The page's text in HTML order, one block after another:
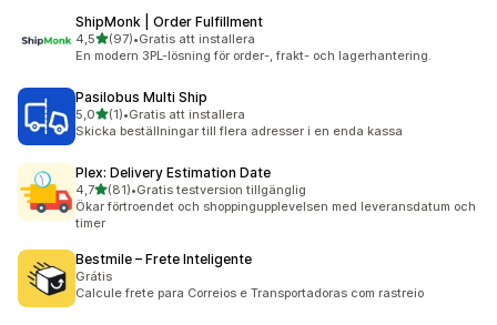
ShipMonk | Order Fulfillment
4,5av 5 stjärnor
(97)
97 recensioner totalt
•Gratis att installera
En modern 3PL-lösning för order-, frakt- och lagerhantering.
Pasilobus Multi Ship
5,0av 5 stjärnor
(1)
1 recensioner totalt
•Gratis att installera
Skicka beställningar till flera adresser i en enda kassa
Plex: Delivery Estimation Date
4,7av 5 stjärnor
(81)
81 recensioner totalt
•Gratis testversion tillgänglig
Ökar förtroendet och shoppingupplevelsen med leveransdatum och
timer
Bestmile – Frete Inteligente
Grátis
Calcule frete para Correios e Transportadoras com rastreio